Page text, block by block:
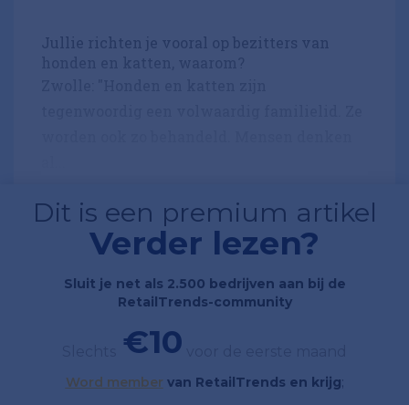
Jullie richten je vooral op bezitters van
Dit is een premium artikel
Verder lezen?
Sluit je net als 2.500 bedrijven aan bij de
RetailTrends-community
€10
Word member van RetailTrends en krijg;